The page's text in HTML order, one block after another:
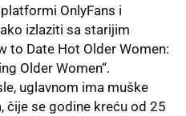
platformi OnlyFans i
izlaziti sa starijim
to Date Hot Older Women:
Older Women“.
uglavnom ima muške
čije se godine kreću od 25